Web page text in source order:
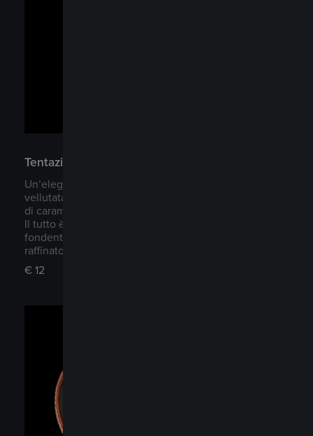
Tentazione Ambrata
Un’elegante armonia di sapori e consistenze: una
vellutata mousse alla nocciola racchiude un cuore
di caramello salato, avvolto da intense note di caffè.
Il tutto è impreziosito da croccante cioccolato
fondente e delicati accenti di cacao, per un finale
raffinato e avvolgente.
€ 12